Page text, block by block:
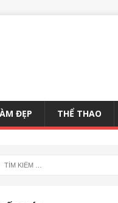
ĐẸP THỂ THAO